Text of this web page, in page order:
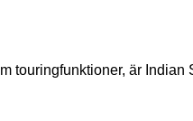
touringfunktioner, är